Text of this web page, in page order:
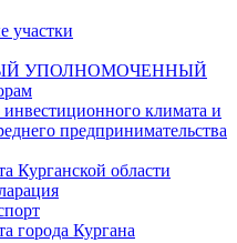
участки
УПОЛНОМОЧЕННЫЙ
климата и
предпринимательства
Курганской области
города Кургана